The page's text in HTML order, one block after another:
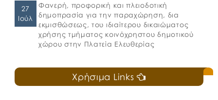
27
Ιούλ
Φανερή, προφορική και πλειοδοτική
δημοπρασία για την παραχώρηση, δια
εκμισθώσεως, του ιδιαίτερου δικαιώματος
χρήσης τμήματος κοινόχρηστου δημοτικού
χώρου στην Πλατεία Ελευθερίας
Χρήσιμα Links